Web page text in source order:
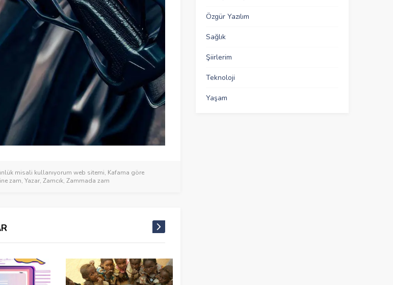
misali kullanıyorum web sitemi, Kafama göre
zam, Yazar, Zamcık, Zammada zam
Özgür Yazılım
Sağlık
Şiirlerim
Teknoloji
Yaşam